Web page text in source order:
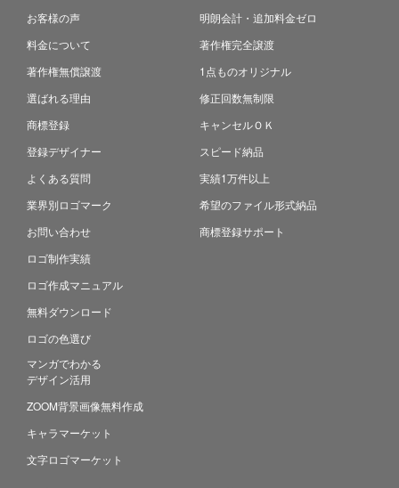
お客様の声
料金について
著作権無償譲渡
選ばれる理由
商標登録
登録デザイナー
よくある質問
業界別ロゴマーク
お問い合わせ
ロゴ制作実績
ロゴ作成マニュアル
無料ダウンロード
ロゴの色選び
マンガでわかる
デザイン活用
ZOOM背景画像無料作成
キャラマーケット
文字ロゴマーケット
明朗会計・追加料金ゼロ
著作権完全譲渡
1点ものオリジナル
修正回数無制限
キャンセルＯＫ
スピード納品
実績1万件以上
希望のファイル形式納品
商標登録サポート